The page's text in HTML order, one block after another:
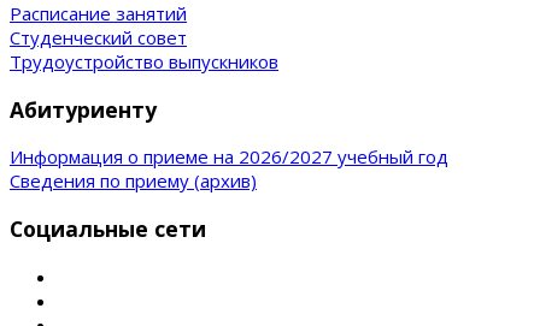
Расписание занятий
Студенческий совет
Трудоустройство выпускников
Абитуриенту
Информация о приеме на 2026/2027 учебный год
Сведения по приему (архив)
Социальные сети